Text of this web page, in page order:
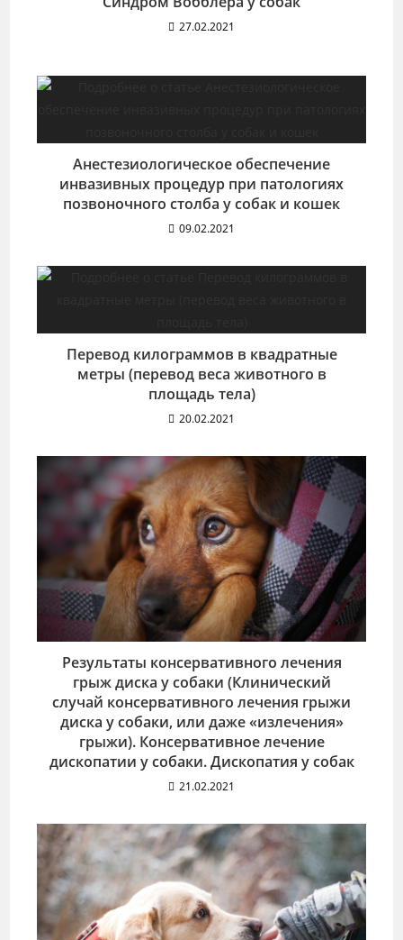
27.02.2021
Анестезиологическое обеспечение
инвазивных процедур при патологиях
позвоночного столба у собак и кошек
09.02.2021
Перевод килограммов в квадратные
метры (перевод веса животного в
площадь тела)
20.02.2021
Результаты консервативного лечения
грыж диска у собаки (Клинический
случай консервативного лечения грыжи
диска у собаки, или даже «излечения»
грыжи). Консервативное лечение
дископатии у собаки. Дископатия у собак
21.02.2021